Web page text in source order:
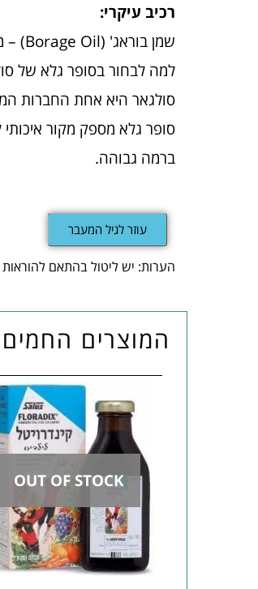
רכיב עיקרי:
שמן בוראג' (Borage Oil) – מקור טבעי ועשיר לחומצת השומן GLA.
למה לבחור בסופר גלא של
סולגאר היא אחת החברות
ברמה גבוהה.
עוזר לגיל המעבר
הערות: יש ליטול בהתאם
המוצרים
OUT OF STOCK